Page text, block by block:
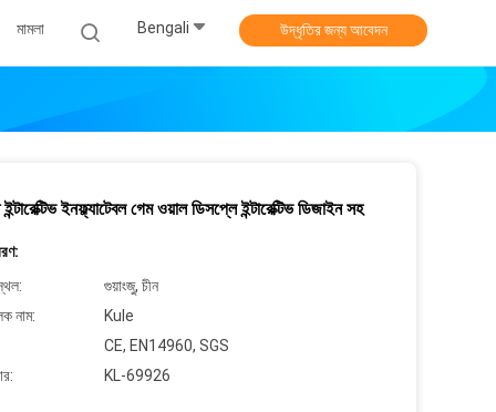
মামলা Bengali উদ্ধৃতির জন্য আবেদন
ইনফ্ল্যাটেবল গেম ওয়াল ডিসপ্লে ইন্টারেক্টিভ ডিজাইন সহ
গুয়াংজু, চীন
নাম:
Kule
CE, EN14960, SGS
KL-69926